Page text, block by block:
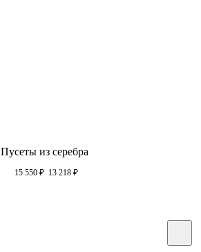
Пусеты из серебра
15 550 ₽ 13 218 ₽